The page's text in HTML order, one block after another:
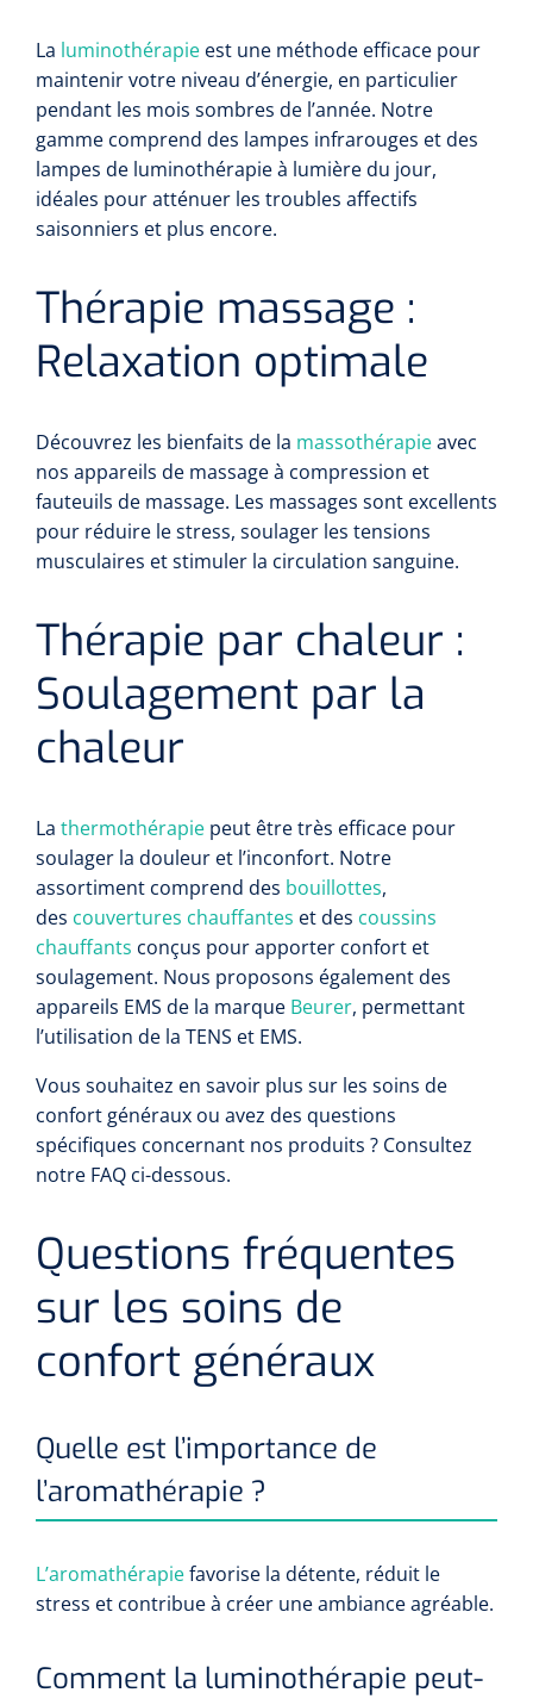
La luminothérapie est une méthode efficace pour
maintenir votre niveau d’énergie, en particulier
pendant les mois sombres de l’année. Notre
gamme comprend des lampes infrarouges et des
lampes de luminothérapie à lumière du jour,
idéales pour atténuer les troubles affectifs
saisonniers et plus encore.
Thérapie massage :
Relaxation optimale
Découvrez les bienfaits de la massothérapieavec
nos appareils de massage à compression et
fauteuils de massage. Les massages sont excellents
pour réduire le stress, soulager les tensions
musculaires et stimuler la circulation sanguine.
Thérapie par chaleur :
Soulagement par la
chaleur
La thermothérapie peut être très efficace pour
soulager la douleur et l’inconfort. Notre
assortiment comprend des bouillottes,
des couvertures chauffantes et des coussins
chauffants conçus pour apporter confort et
soulagement. Nous proposons également des
appareils EMS de la marque Beurer, permettant
l’utilisation de la TENS et EMS.
Vous souhaitez en savoir plus sur les soins de
confort généraux ou avez des questions
spécifiques concernant nos produits ? Consultez
notre FAQ ci-dessous.
Questions fréquentes
sur les soins de
confort généraux
Quelle est l’importance de
l’aromathérapie ?
L’aromathérapiefavorise la détente, réduit le
stress et contribue à créer une ambiance agréable.
Comment la luminothérapie peut-